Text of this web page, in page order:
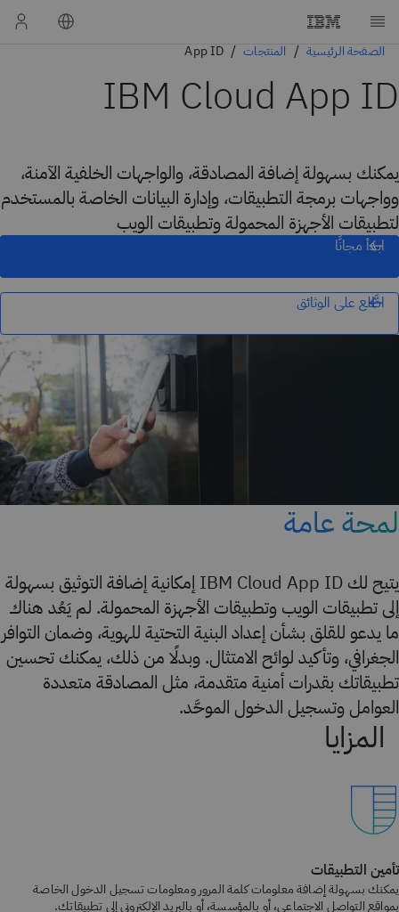
الصفحة الرئيسية المنتجات App ID
IBM Cloud App ID
يمكنك بسهولة إضافة المصادقة، والواجهات الخلفية الآمنة،
وواجهات برمجة التطبيقات، وإدارة البيانات الخاصة بالمستخدم
لتطبيقات الأجهزة المحمولة وتطبيقات الويب
ابدأ مجانًا
اطَّلع على الوثائق
لمحة عامة
يتيح لك IBM Cloud App ID إمكانية إضافة التوثيق بسهولة
إلى تطبيقات الويب وتطبيقات الأجهزة المحمولة. لم يَعُد هناك
ما يدعو للقلق بشأن إعداد البنية التحتية للهوية، وضمان التوافر
الجغرافي، وتأكيد لوائح الامتثال. وبدلًا من ذلك، يمكنك تحسين
تطبيقاتك بقدرات أمنية متقدمة، مثل المصادقة متعددة
العوامل وتسجيل الدخول الموحَّد.
تأمين التطبيقات
يمكنك بسهولة إضافة معلومات كلمة المرور ومعلومات تسجيل الدخول الخاصة
بمواقع التواصل الاجتماعي، أو بالمؤسسة، أو بالبريد الإلكتروني إلى تطبيقاتك.